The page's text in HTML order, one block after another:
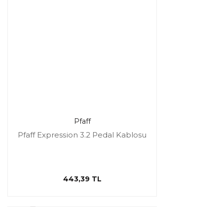
Pfaff
Pfaff Expression 3.2 Pedal Kablosu
443,39 TL